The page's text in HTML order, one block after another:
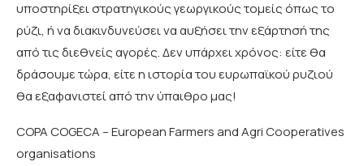
υποστηρίξει στρατηγικούς γεωργικούς τομείς όπως το
ρύζι, ή να διακινδυνεύσει να αυξήσει την εξάρτησή της
από τις διεθνείς αγορές. Δεν υπάρχει χρόνος: είτε θα
δράσουμε τώρα, είτε η ιστορία του ευρωπαϊκού ρυζιού
θα εξαφανιστεί από την ύπαιθρο μας!
COPA COGECA – European Farmers and Agri Cooperatives
organisations